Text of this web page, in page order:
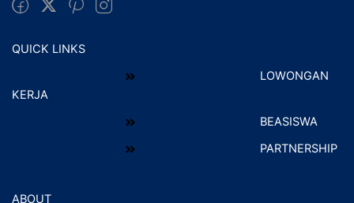
QUICK LINKS
LOWONGAN
KERJA
BEASISWA
PARTNERSHIP
ABOUT